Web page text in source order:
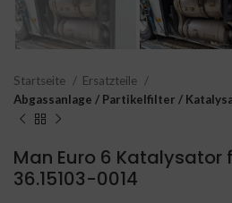
Startseite
Ersatzteile
Abgassanlage / Partikelfilter /
Man Euro 6 Katalysator
36.15103-0014